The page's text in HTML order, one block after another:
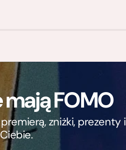
FOMO
zniżki, prezenty i